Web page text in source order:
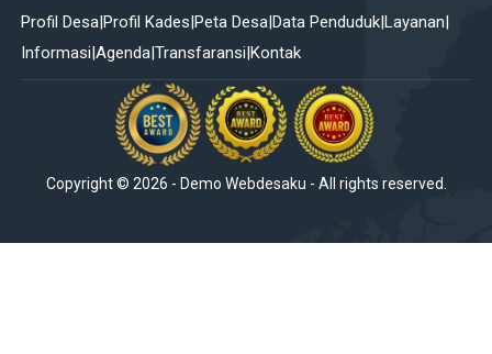
Profil Desa Profil Kades Peta Desa Data Penduduk Layanan
Informasi Agenda Transfaransi Kontak
Copyright © 2026 - Demo Webdesaku - All rights reserved.